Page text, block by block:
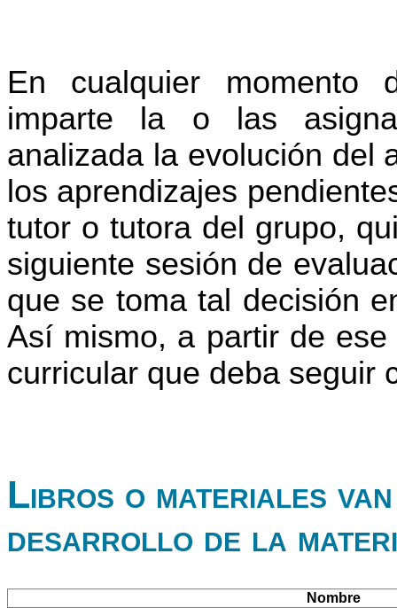
En cualquier momento
imparte la o las
analizada la evolución del
los aprendizajes
tutor o tutora del grupo,
siguiente sesión de
que se toma tal decisión
Así mismo, a partir de
curricular que deba seguir
Libros o materiales
desarrollo de la
Nombre